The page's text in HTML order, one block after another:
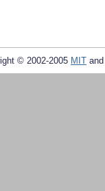
© 2002-2005 MIT